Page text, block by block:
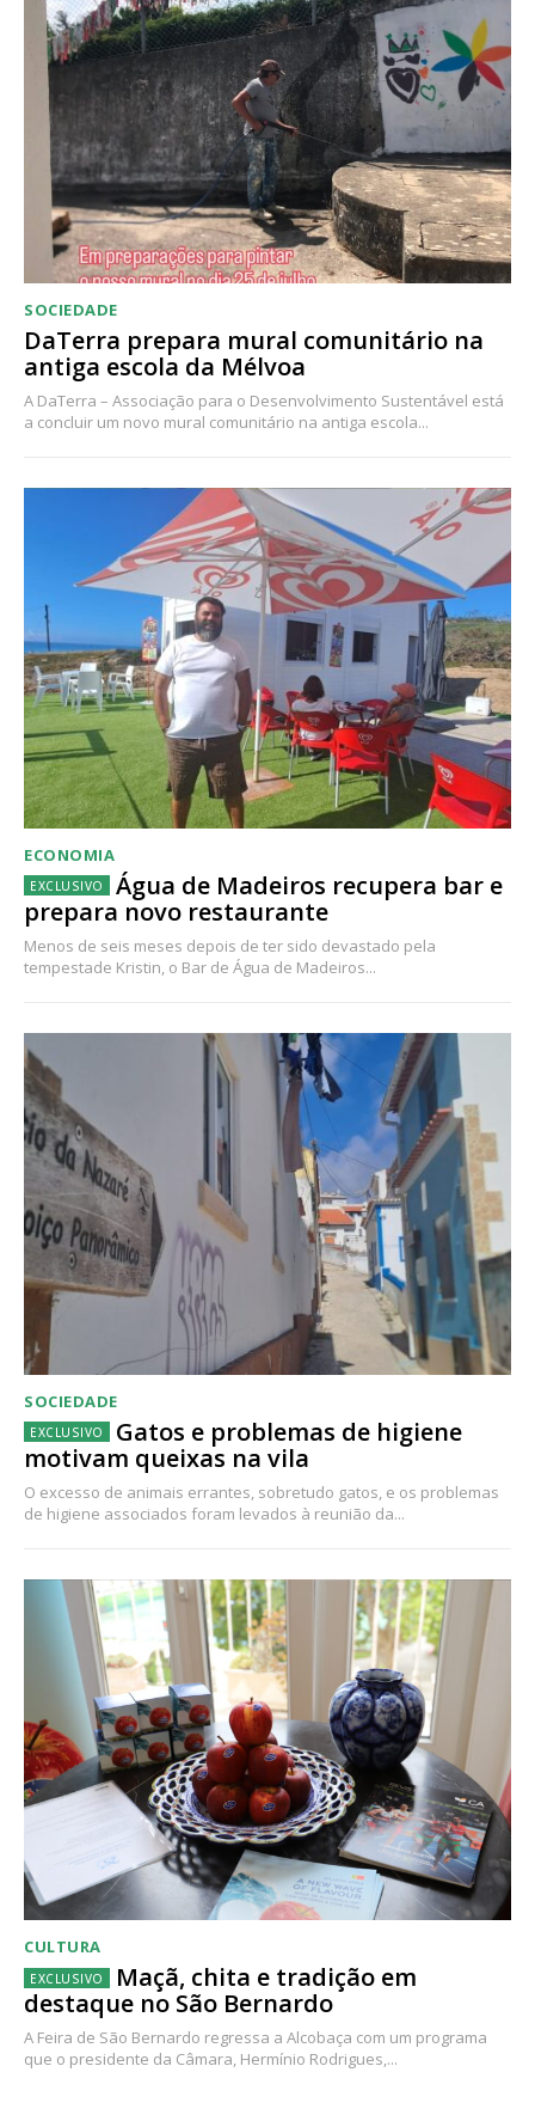
SOCIEDADE
DaTerra prepara mural comunitário na
antiga escola da Mélvoa
A DaTerra – Associação para o Desenvolvimento Sustentável está
a concluir um novo mural comunitário na antiga escola...
ECONOMIA
Água de Madeiros recupera bar e
prepara novo restaurante
Menos de seis meses depois de ter sido devastado pela
tempestade Kristin, o Bar de Água de Madeiros...
SOCIEDADE
Gatos e problemas de higiene
motivam queixas na vila
O excesso de animais errantes, sobretudo gatos, e os problemas
de higiene associados foram levados à reunião da...
CULTURA
Maçã, chita e tradição em
destaque no São Bernardo
A Feira de São Bernardo regressa a Alcobaça com um programa
que o presidente da Câmara, Hermínio Rodrigues,...